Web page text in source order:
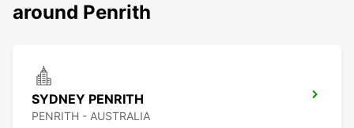
around Penrith
SYDNEY PENRITH
PENRITH - AUSTRALIA